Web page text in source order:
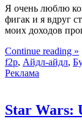
Я очень люблю
фигак и я вдруг
моих доходов
Continue reading »
f2p, Айдл-айдл,
Реклама
Star Wars: